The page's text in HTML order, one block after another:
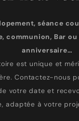
séance
communion, Bar
anniversaire…
est unique et
Contactez-nous
votre date et
adaptée à votre